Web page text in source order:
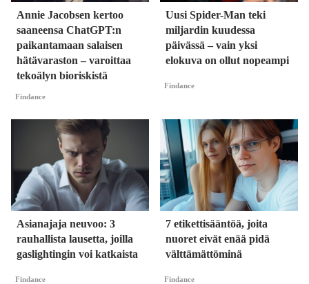
Annie Jacobsen kertoo
saaneensa ChatGPT:n
paikantamaan salaisen
hätävaraston – varoittaa
tekoälyn bioriskistä
Findance
Uusi Spider-Man teki
miljardin kuudessa
päivässä – vain yksi
elokuva on ollut nopeampi
Findance
Asianajaja neuvoo: 3
rauhallista lausetta, joilla
gaslightingin voi katkaista
Findance
7 etikettisääntöä, joita
nuoret eivät enää pidä
välttämättöminä
Findance